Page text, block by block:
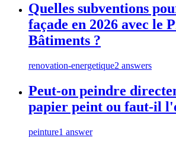
Quelles subventions
façade en 2026 avec le
Bâtiments ?
renovation-energetique2 answers
Peut-on peindre
papier peint ou faut-il
peinture1 answer